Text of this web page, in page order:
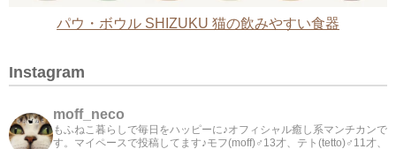
パウ・ボウル SHIZUKU 猫の飲みやすい食器
Instagram
moff_neco
もふねこ暮らしで毎日をハッピーに♪オフィシャル癒し系マンチカンで
す。マイペースで投稿してます♪モフ(moff)♂13才、テト(tetto)♂11才、